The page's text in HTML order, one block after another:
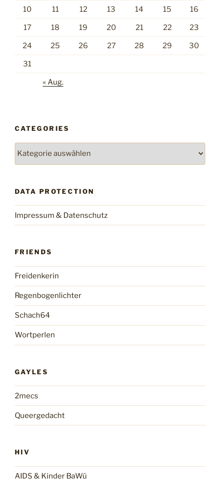
10 11 12 13 14 15 16
17 18 19 20 21 22 23
24 25 26 27 28 29 30
31
« Aug.
CATEGORIES
DATA PROTECTION
Impressum & Datenschutz
FRIENDS
Freidenkerin
Regenbogenlichter
Schach64
Wortperlen
GAYLES
2mecs
Queergedacht
HIV
AIDS & Kinder BaWü